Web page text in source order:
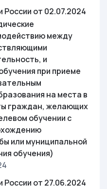
от 02.07.2024
между
и
при приеме
на места в
граждан, желающих
обучении с
или муниципальной
обучения)
от 27.06.2024